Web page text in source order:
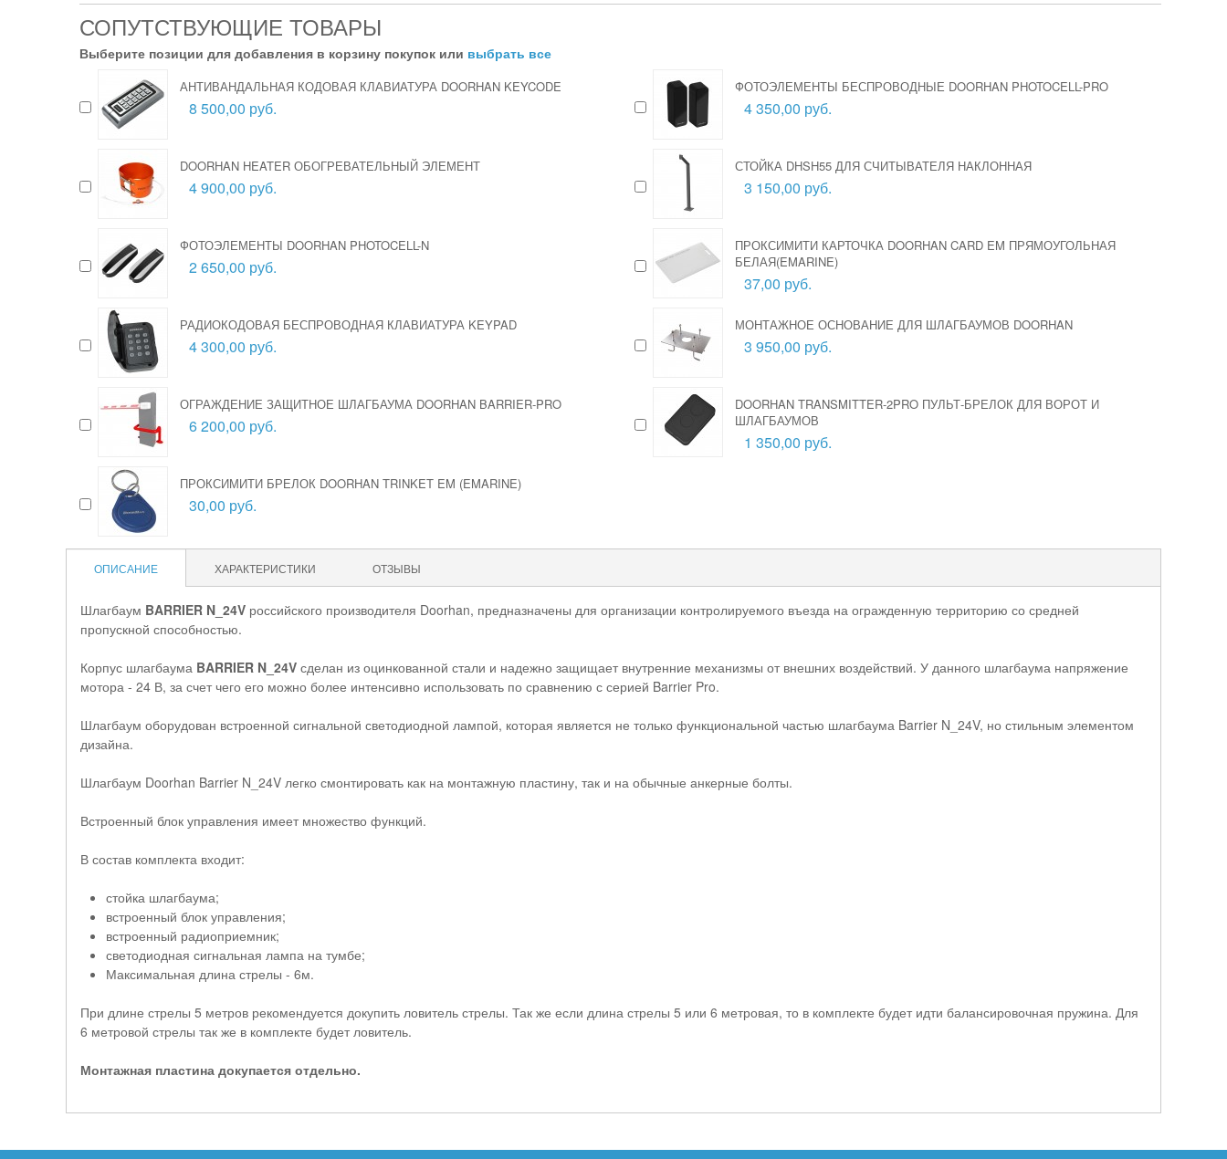
СОПУТСТВУЮЩИЕ ТОВАРЫ
Выберите позиции для добавления в корзину покупок или выбрать все
АНТИВАНДАЛЬНАЯ КОДОВАЯ КЛАВИАТУРА DOORHAN KEYCODE
8 500,00 руб.
ФОТОЭЛЕМЕНТЫ БЕСПРОВОДНЫЕ DOORHAN PHOTOCELL-PRO
4 350,00 руб.
DOORHAN HEATER ОБОГРЕВАТЕЛЬНЫЙ ЭЛЕМЕНТ
4 900,00 руб.
СТОЙКА DHSH55 ДЛЯ СЧИТЫВАТЕЛЯ НАКЛОННАЯ
3 150,00 руб.
ФОТОЭЛЕМЕНТЫ DOORHAN PHOTOCELL-N
2 650,00 руб.
ПРОКСИМИТИ КАРТОЧКА DOORHAN CARD EM ПРЯМОУГОЛЬНАЯ
БЕЛАЯ(EMARINE)
37,00 руб.
РАДИОКОДОВАЯ БЕСПРОВОДНАЯ КЛАВИАТУРА KEYPAD
4 300,00 руб.
МОНТАЖНОЕ ОСНОВАНИЕ ДЛЯ ШЛАГБАУМОВ DOORHAN
3 950,00 руб.
ОГРАЖДЕНИЕ ЗАЩИТНОЕ ШЛАГБАУМА DOORHAN BARRIER-PRO
6 200,00 руб.
DOORHAN TRANSMITTER-2PRO ПУЛЬТ-БРЕЛОК ДЛЯ ВОРОТ И
ШЛАГБАУМОВ
1 350,00 руб.
ПРОКСИМИТИ БРЕЛОК DOORHAN TRINKET EM (EMARINE)
30,00 руб.
ОПИСАНИЕ ХАРАКТЕРИСТИКИ ОТЗЫВЫ
Шлагбаум BARRIER N_24V российского производителя Doorhan, предназначены для организации контролируемого въезда на огражденную территорию со средней
пропускной способностью.
Корпус шлагбаума BARRIER N_24V сделан из оцинкованной стали и надежно защищает внутренние механизмы от внешних воздействий. У данного шлагбаума напряжение
мотора - 24 В, за счет чего его можно более интенсивно использовать по сравнению с серией Barrier Pro.
Шлагбаум оборудован встроенной сигнальной светодиодной лампой, которая является не только функциональной частью шлагбаума Barrier N_24V, но стильным элементом
дизайна.
Шлагбаум Doorhan Barrier N_24V легко смонтировать как на монтажную пластину, так и на обычные анкерные болты.
Встроенный блок управления имеет множество функций.
В состав комплекта входит:
стойка шлагбаума;
встроенный блок управления;
встроенный радиоприемник;
светодиодная сигнальная лампа на тумбе;
Максимальная длина стрелы - 6м.
При длине стрелы 5 метров рекомендуется докупить ловитель стрелы. Так же если длина стрелы 5 или 6 метровая, то в комплекте будет идти балансировочная пружина. Для
6 метровой стрелы так же в комплекте будет ловитель.
Монтажная пластина докупается отдельно.